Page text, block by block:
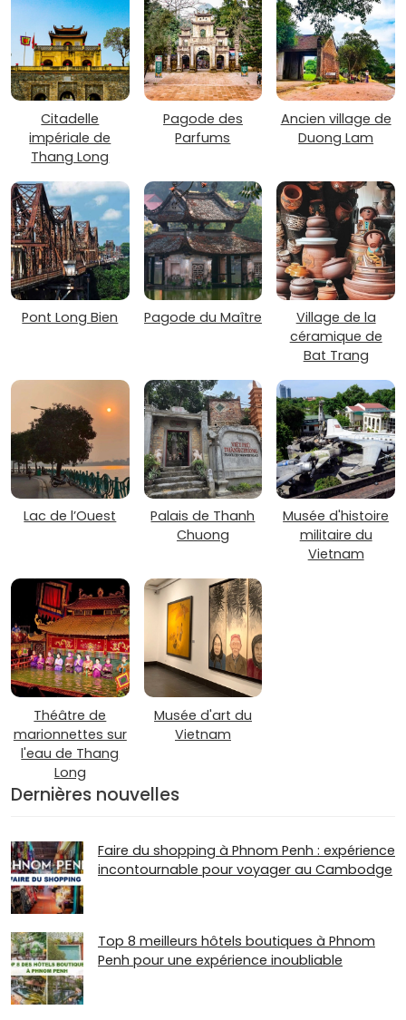
Citadelle
impériale de
Thang Long
Pagode des
Parfums
Ancien village de
Duong Lam
Pont Long Bien Pagode du Maître
Village de la
céramique de
Bat Trang
Lac de l’Ouest
Palais de Thanh
Chuong
Musée d'histoire
militaire du
Vietnam
Théâtre de
marionnettes sur
l'eau de Thang
Long
Musée d'art du
Vietnam
Dernières nouvelles
Faire du shopping à Phnom Penh : expérience
incontournable pour voyager au Cambodge
Top 8 meilleurs hôtels boutiques à Phnom
Penh pour une expérience inoubliable